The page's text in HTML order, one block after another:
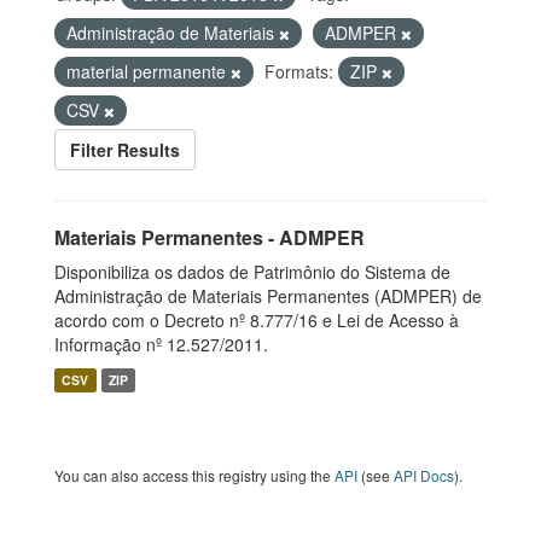
Administração de Materiais
ADMPER
material permanente
Formats:
ZIP
CSV
Filter Results
Materiais Permanentes - ADMPER
Disponibiliza os dados de Patrimônio do Sistema de
Administração de Materiais Permanentes (ADMPER) de
acordo com o Decreto nº 8.777/16 e Lei de Acesso à
Informação nº 12.527/2011.
CSV ZIP
You can also access this registry using the API (see API Docs).